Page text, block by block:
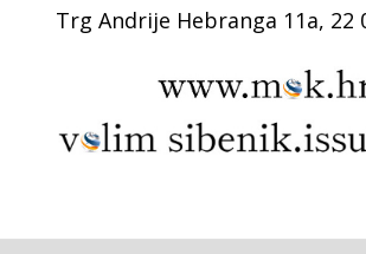
Trg Andrije Hebranga 11a, 22